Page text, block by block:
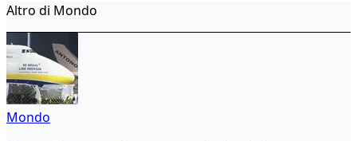
Altro di Mondo
Mondo